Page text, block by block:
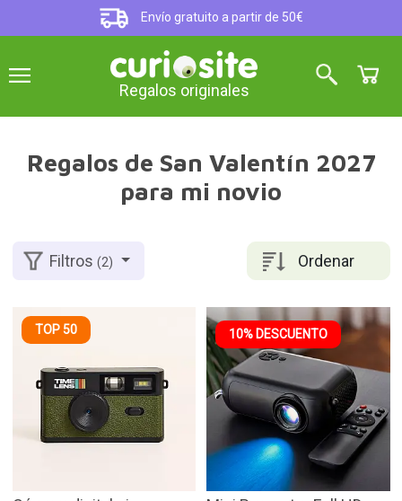
Envío gratuito a partir de 50€
Regalos originales
Regalos de San Valentín 2027
para mi novio
Ordenar
Filtros(2)
TOP 50 10% DESCUENTO